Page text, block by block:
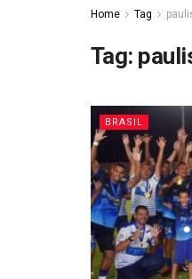
Home Tag
Tag:
BRASIL